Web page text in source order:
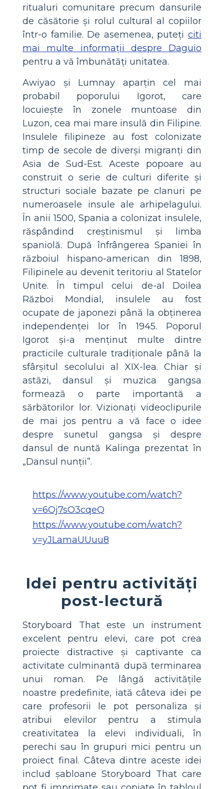
ritualuri comunitare precum dansurile
de căsătorie și rolul cultural al copiilor
într-o familie. De asemenea, puteți citi
mai multe informații despre Daguio
pentru a vă îmbunătăți unitatea.
Awiyao și Lumnay aparțin cel mai
probabil poporului Igorot, care
locuiește în zonele muntoase din
Luzon, cea mai mare insulă din Filipine.
Insulele filipineze au fost colonizate
timp de secole de diverși migranți din
Asia de Sud-Est. Aceste popoare au
construit o serie de culturi diferite și
structuri sociale bazate pe clanuri pe
numeroasele insule ale arhipelagului.
În anii 1500, Spania a colonizat insulele,
răspândind creștinismul și limba
spaniolă. După înfrângerea Spaniei în
războiul hispano-american din 1898,
Filipinele au devenit teritoriu al Statelor
Unite. În timpul celui de-al Doilea
Război Mondial, insulele au fost
ocupate de japonezi până la obținerea
independenței lor în 1945. Poporul
Igorot și-a menținut multe dintre
practicile culturale tradiționale până la
sfârșitul secolului al XIX-lea. Chiar și
astăzi, dansul și muzica gangsa
formează o parte importantă a
sărbătorilor lor. Vizionați videoclipurile
de mai jos pentru a vă face o idee
despre sunetul gangsa și despre
dansul de nuntă Kalinga prezentat în
„Dansul nunții”.
https://www.youtube.com/watch?
v=6Oj7sO3cqeQ
https://www.youtube.com/watch?
v=yJLamaUUuu8
Idei pentru activități
post-lectură
Storyboard That este un instrument
excelent pentru elevi, care pot crea
proiecte distractive și captivante ca
activitate culminantă după terminarea
unui roman. Pe lângă activitățile
noastre predefinite, iată câteva idei pe
care profesorii le pot personaliza și
atribui elevilor pentru a stimula
creativitatea la elevi individuali, în
perechi sau în grupuri mici pentru un
proiect final. Câteva dintre aceste idei
includ șabloane Storyboard That care